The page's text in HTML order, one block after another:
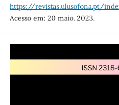
https://revistas.ulusofona.pt/
Acesso em: 20 maio. 2023.